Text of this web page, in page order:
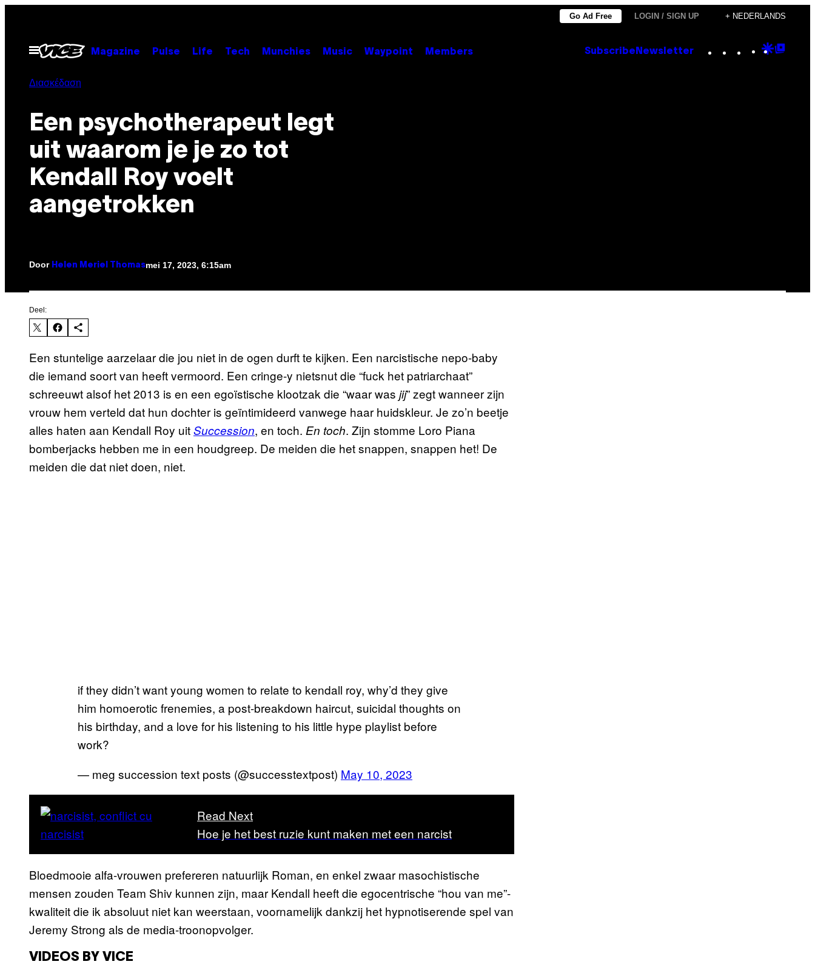
Go Ad Free LOGIN / SIGN UP + NEDERLANDS
Open
menu
Magazine Pulse Life Tech Munchies Music Waypoint Members Subscribe Newsletter Instagram
TikTok
YouTube
Google
Διασκέδαση
Een psychotherapeut legt
uit waarom je je zo tot
Kendall Roy voelt
aangetrokken
Door Helen Meriel Thomasmei 17, 2023, 6:15am
Deel:
Een stuntelige aarzelaar die jou niet in de ogen durft te kijken. Een narcistische nepo-baby
die iemand soort van heeft vermoord. Een cringe-y nietsnut die “fuck het patriarchaat”
schreeuwt alsof het 2013 is en een egoïstische klootzak die “waar was jij” zegt wanneer zijn
vrouw hem verteld dat hun dochter is geïntimideerd vanwege haar huidskleur. Je zo’n beetje
alles haten aan Kendall Roy uitSuccession, en toch. En toch. Zijn stomme Loro Piana
bomberjacks hebben me in een houdgreep. De meiden die het snappen, snappen het! De
meiden die dat niet doen, niet.
if they didn’t want young women to relate to kendall roy, why’d they give
him homoerotic frenemies, a post-breakdown haircut, suicidal thoughts on
his birthday, and a love for his listening to his little hype playlist before
work?
— meg succession text posts (@successtextpost) May 10, 2023
Read Next
Hoe je het best ruzie kunt maken met een narcist
Bloedmooie alfa-vrouwen prefereren natuurlijk Roman, en enkel zwaar masochistische
mensen zouden Team Shiv kunnen zijn, maar Kendall heeft die egocentrische “hou van me”-
kwaliteit die ik absoluut niet kan weerstaan, voornamelijk dankzij het hypnotiserende spel van
Jeremy Strong als de media-troonopvolger.
VIDEOS BY VICE